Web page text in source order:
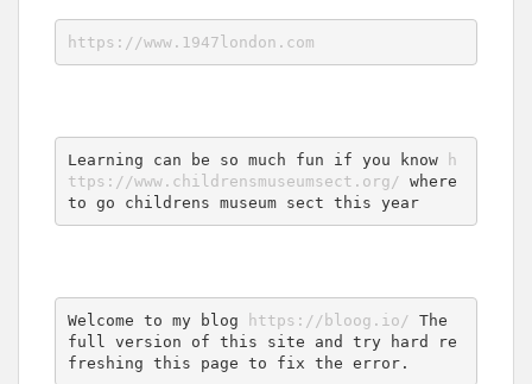
https://www.1947london.com
Learning can be so much fun if you know
h
ttps://www.childrensmuseumsect.org/ where
to go childrens museum sect this year
Welcome to my blog https://bloog.io/ The
full version of this site and try hard re
freshing this page to fix the error.